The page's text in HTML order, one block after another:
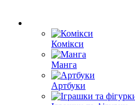
Комікси
Манга
Артбуки